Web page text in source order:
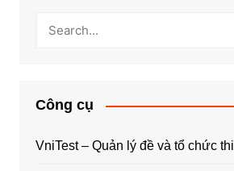
Công cụ
VniTest – Quản lý đề và tổ chức thi